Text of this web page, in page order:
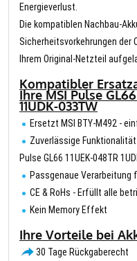
Energieverlust.
Die kompatiblen Nachbau-
Sicherheitsvorkehrungen der
Ihrem Original-Netzteil
Kompatibler
Ihre MSI Pulse GL66
11UDK-033TW
Ersetzt MSI BTY-M492 -
Zuverlässige
Pulse GL66 11UEK-048TR
Passgenaue Verarbeitung
CE & RoHs - Erfüllt alle
Kein Memory Effekt
Ihre Vorteile bei
30 Tage Rückgaberecht